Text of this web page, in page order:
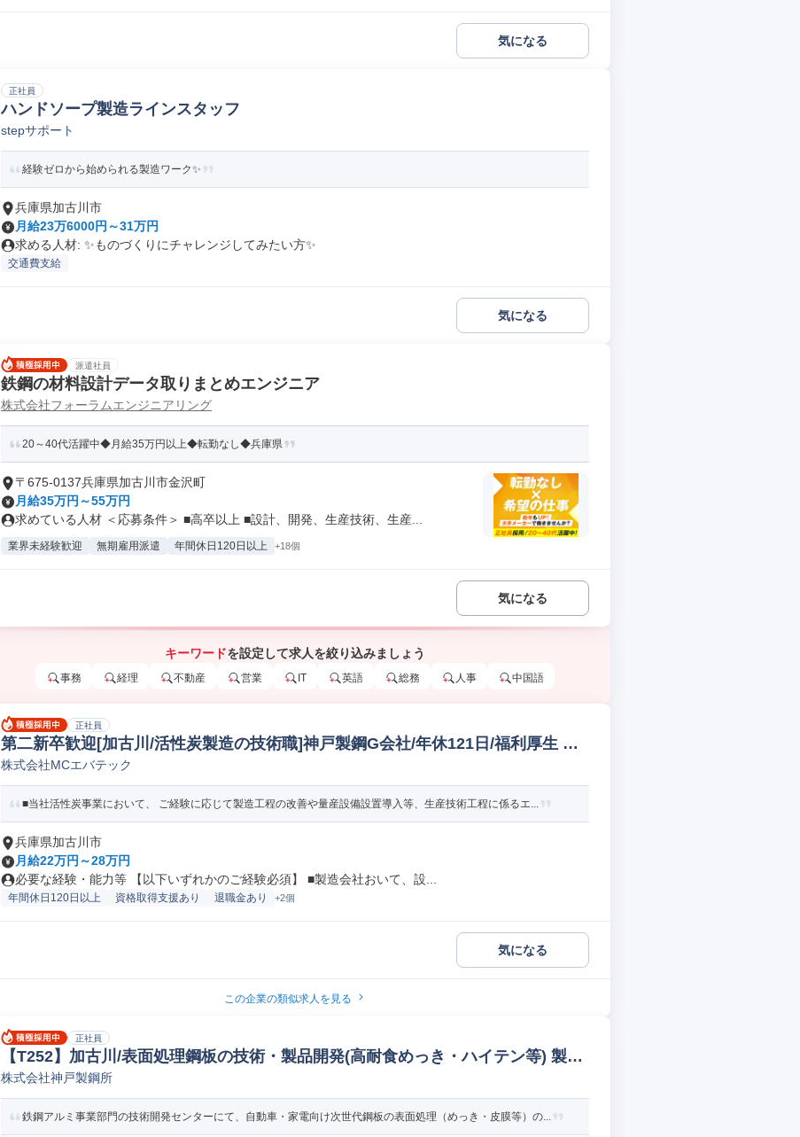
気になる
正社員
ハンドソープ製造ラインスタッフ
stepサポート
経験ゼロから始められる製造ワーク✨
兵庫県加古川市
月給23万6000円～31万円
求める人材: ✨ものづくりにチャレンジしてみたい方✨
交通費支給
気になる
派遣社員
鉄鋼の材料設計データ取りまとめエンジニア
株式会社フォーラムエンジニアリング
20～40代活躍中◆月給35万円以上◆転勤なし◆兵庫県
〒675-0137兵庫県加古川市金沢町
月給35万円～55万円
求めている人材 ＜応募条件＞ ■高卒以上 ■設計、開発、生産技術、生産...
業界未経験歓迎 無期雇用派遣 年間休日120日以上 +18個
気になる
キーワードを設定して求人を絞り込みましょう
事務 経理 不動産 営業 IT 英語 総務 人事 中国語
正社員
第二新卒歓迎[加古川/活性炭製造の技術職]神戸製鋼G会社/年休121日/福利厚生 そ
の他生産技術(機械/電気/電子製品専門職)
株式会社MCエバテック
■当社活性炭事業において、 ご経験に応じて製造工程の改善や量産設備設置導入等、生産技術工程に係るエ...
兵庫県加古川市
月給22万円～28万円
必要な経験・能力等 【以下いずれかのご経験必須】 ■製造会社おいて、設...
年間休日120日以上 資格取得支援あり 退職金あり +2個
気になる
この企業の類似求人を見る
正社員
【T252】加古川/表面処理鋼板の技術・製品開発(高耐食めっき・ハイテン等) 製品
開発(鉄鋼/非鉄金属/金属製品)
株式会社神戸製鋼所
鉄鋼アルミ事業部門の技術開発センターにて、自動車・家電向け次世代鋼板の表面処理（めっき・皮膜等）の...